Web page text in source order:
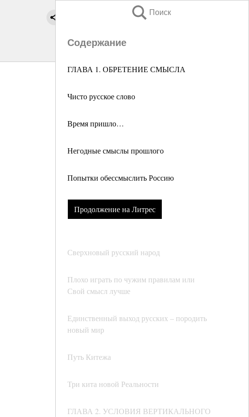
Поиск
Содержание
ГЛАВА 1. ОБРЕТЕНИЕ СМЫСЛА
Чисто русское слово
Время пришло…
Негодные смыслы прошлого
Попытки обессмыслить Россию
Продолжение на Литрес
Сверхновый русский народ
Плохо играть по чужим правилам или
Свой смысл лучше
Единственный выход русских – породить
новый мир
Путь Китежа
Три кита новой Реальности
ГЛАВА 2. УСЛОВИЯ ВЕРТИКАЛЬНОГО